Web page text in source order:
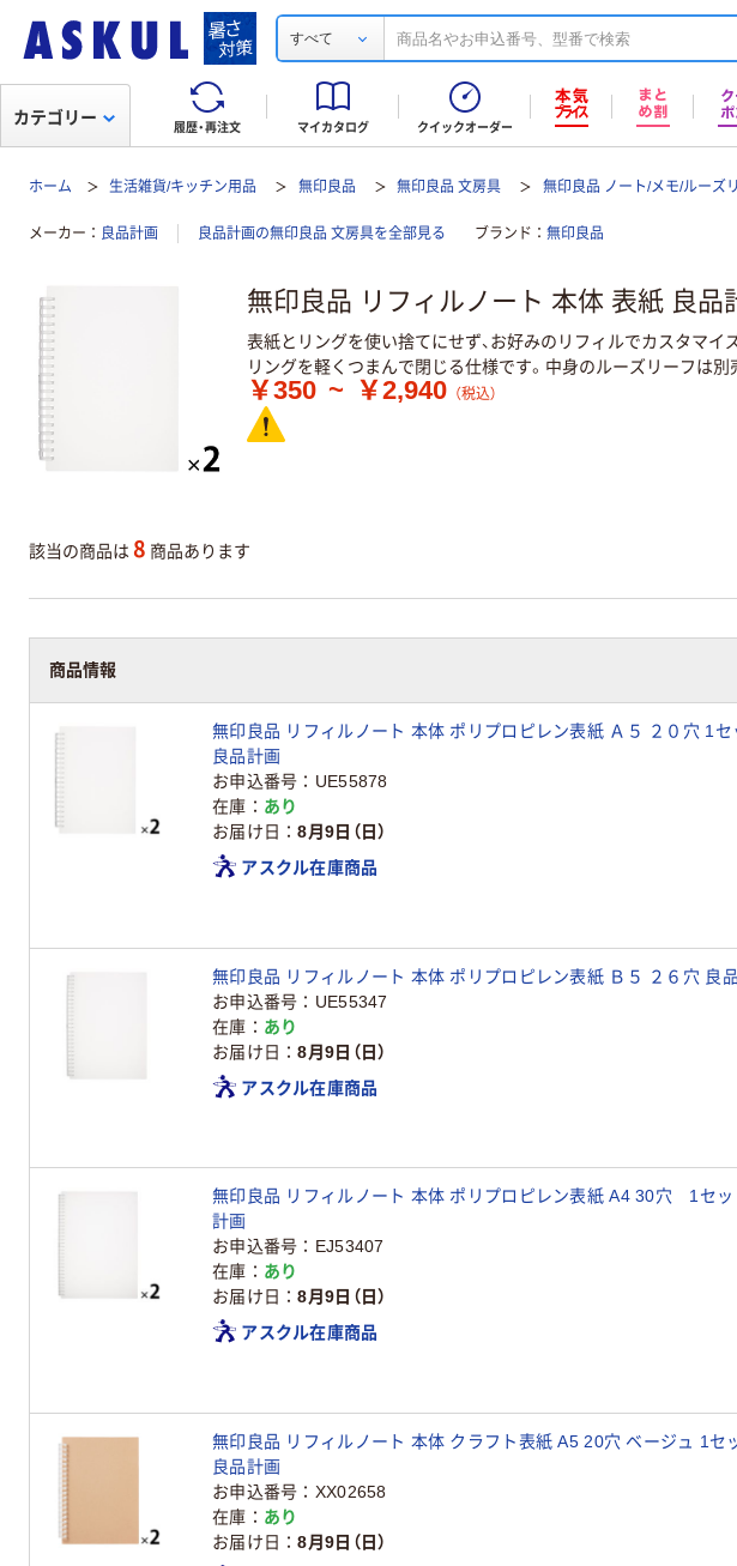
すべて
履歴・再注文 マイカタログ クイックオーダー
カテゴリー
ホーム 生活雑貨/キッチン用品 無印良品 無印良品 文房具 無印良品 ノート/メモ/ルーズ
メーカー 良品計画 良品計画の無印良品 文房具を全部見る ブランド 無印良品
無印良品 リフィルノート 本体 表紙 良品
表紙とリングを使い捨てにせず、お好みのリフィルでカスタマイ
リングを軽くつまんで閉じる仕様です。中身のルーズリーフは別
￥350 ~ ￥2,940 （税込）
該当の商品は 8 商品あります
商品情報
無印良品 リフィルノート 本体 ポリプロピレン表紙 Ａ５ ２０穴 1セ
良品計画
お申込番号
UE55878
在庫
あり
お届け日
8月9日（日）
アスクル在庫商品
無印良品 リフィルノート 本体 ポリプロピレン表紙 Ｂ５ ２６穴 良
お申込番号
UE55347
在庫
あり
お届け日
8月9日（日）
アスクル在庫商品
無印良品 リフィルノート 本体 ポリプロピレン表紙 A4 30穴 1セッ
計画
お申込番号
EJ53407
在庫
あり
お届け日
8月9日（日）
アスクル在庫商品
無印良品 リフィルノート 本体 クラフト表紙 A5 20穴 ベージュ 1セッ
良品計画
お申込番号
XX02658
在庫
あり
お届け日
8月9日（日）